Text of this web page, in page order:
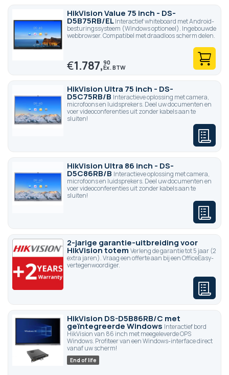
HikVision Value 75 inch - DS-
D5B75RB/ELInteractief whiteboard met Android-
besturingssysteem (Windows optioneel). Ingebouwde
webbrowser. Compatibel met draadloos scherm delen.
€1.787,90
HikVision Ultra 75 inch - DS-
D5C75RB/B Interactieve oplossing met camera,
microfoons en luidsprekers. Deel uw documenten en
voer videoconferenties uit zonder kabels aan te
sluiten!
HikVision Ultra 86 inch - DS-
D5C86RB/B Interactieve oplossing met camera,
microfoons en luidsprekers. Deel uw documenten en
voer videoconferenties uit zonder kabels aan te
sluiten!
2-jarige garantie-uitbreiding voor
HikVision totem Verleng de garantie tot 5 jaar (2
extra jaren). Vraag een offerte aan bij een OfficeEasy-
vertegenwoordiger.
HikVision DS-D5B86RB/C met
geïntegreerde Windows Interactief bord
HikVision van 86 inch met meegeleverde OPS
Windows. Profiteer van een Windows-interface direct
vanaf uw scherm!
End of life